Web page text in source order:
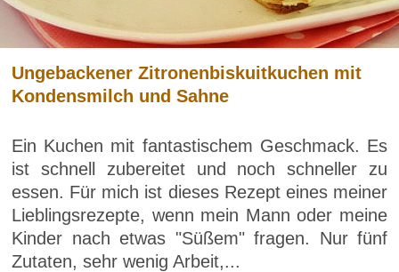
Ungebackener Zitronenbiskuitkuchen mit
Kondensmilch und Sahne
Ein Kuchen mit fantastischem Geschmack. Es
ist schnell zubereitet und noch schneller zu
essen. Für mich ist dieses Rezept eines meiner
Lieblingsrezepte, wenn mein Mann oder meine
Kinder nach etwas "Süßem" fragen. Nur fünf
Zutaten, sehr wenig Arbeit,...